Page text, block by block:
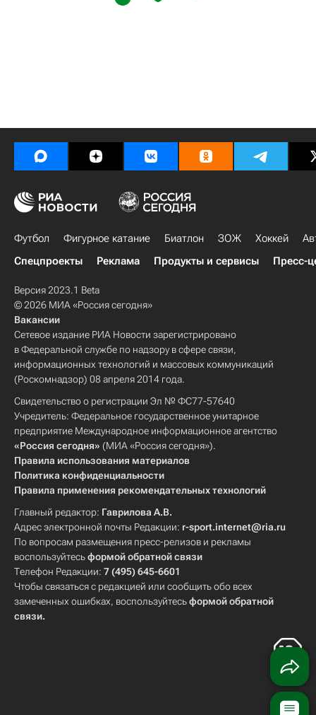
Футбол Фигурное катание Биатлон ЗОЖ Хоккей
Спецпроекты
Реклама Продукты и сервисы Пресс-
Версия 2023.1 Beta
© 2026 МИА «Россия сегодня»
Вакансии
Сетевое издание РИА Новости зарегистрировано
в Федеральной службе по надзору в сфере связи,
информационных технологий и массовых коммуникаций
(Роскомнадзор) 08 апреля 2014 года.
Свидетельство о регистрации Эл № ФС77-57640
Учредитель: Федеральное государственное унитарное
предприятие Международное информационное агентство
«Россия сегодня» (МИА «Россия сегодня»).
Правила использования материалов
Политика конфиденциальности
Правила применения рекомендательных технологий
Главный редактор: Гаврилова А.В.
Адрес электронной почты Редакции: r-sport.internet@ria.ru
По вопросам размещения пресс-релизов и рекламы
воспользуйтесьформой обратной связи
Телефон Редакции: 7 (495) 645-6601
Чтобы связаться с редакцией или сообщить обо всех
замеченных ошибках, воспользуйтесьформой обратной
связи.